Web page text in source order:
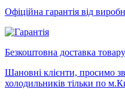
Офіційна гарантія від
Безкоштовна доставка
Шановні клієнти, просимо
холодильників тільки по